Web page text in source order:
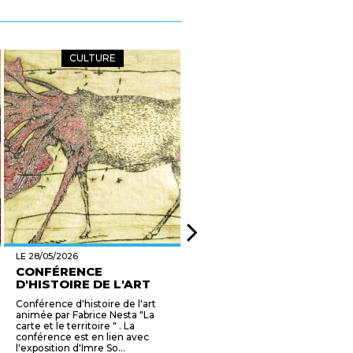
CULTURE
LE 28/05/2026
CONFÉRENCE
D'HISTOIRE DE L'ART
"LA ...
Conférence d'histoire de l'art
animée par Fabrice Nesta "La
carte et le territoire " . La
conférence est en lien avec
l'exposition d'Imre So...